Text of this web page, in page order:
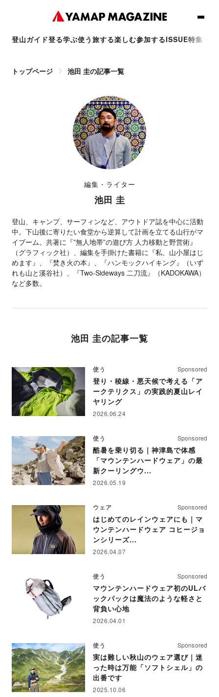
登山ガイド登る学ぶ使う 旅する楽しむ参加するISSUE特集・
トップページ 池田 圭の記事一覧
編集・ライター
池田 圭
登山、キャンプ、サーフィンなど、アウトドア誌を中心に活動
中。下山後に寄りたい食堂から逆算して計画を立てる山行がマ
イブーム。共著に『”無人地帯”の遊び方 人力移動と野営術』
（グラフィック社）、編集を手掛けた書籍に『私、山小屋はじ
めます』、『焚き火の本』、『ハンモックハイキング』（いず
れも山と溪谷社）、『Two-Sideways 二刀流』（KADOKAWA）
など多数。
池田 圭の記事一覧
使う Sponsored
登り・稜線・悪天候で考える「ア
ークテリクス」の実践的夏山レイ
ヤリング
2026.06.24
使う Sponsored
酷暑を乗り切る｜神津島で体感
「マウンテンハードウェア」の最
新クーリングウ...
2026.05.19
ウェア Sponsored
はじめてのレインウェアにも｜マ
ウンテンハードウェア コヒージョ
ンシリーズ...
2026.04.07
使う Sponsored
マウンテンハードウェア初のULバ
ックパックは魔法のような軽さと
背負い心地
2026.04.01
使う Sponsored
実は難しい秋山のウェア選び｜迷
った時は万能「ソフトシェル」の
出番です
2025.10.06